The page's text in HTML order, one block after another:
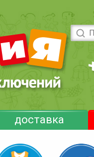
доставка